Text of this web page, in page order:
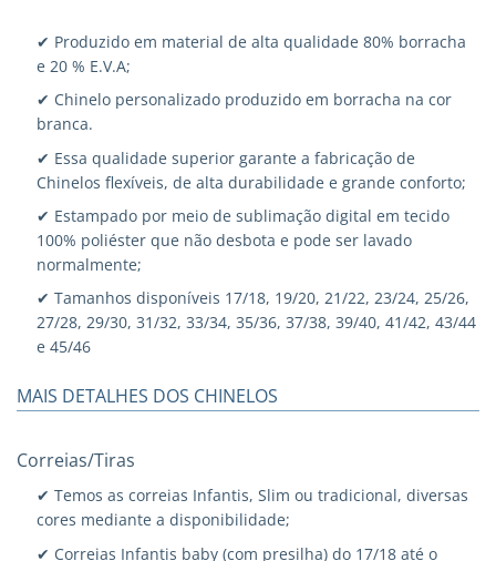
✔ Produzido em material de alta qualidade 80% borracha
e 20 % E.V.A;
✔ Chinelo personalizado produzido em borracha na cor
branca.
✔ Essa qualidade superior garante a fabricação de
Chinelos flexíveis, de alta durabilidade e grande conforto;
✔ Estampado por meio de sublimação digital em tecido
100% poliéster que não desbota e pode ser lavado
normalmente;
✔ Tamanhos disponíveis 17/18, 19/20, 21/22, 23/24, 25/26,
27/28, 29/30, 31/32, 33/34, 35/36, 37/38, 39/40, 41/42, 43/44
e 45/46
MAIS DETALHES DOS CHINELOS
Correias/Tiras
✔ Temos as correias Infantis, Slim ou tradicional, diversas
cores mediante a disponibilidade;
✔ Correias Infantis baby (com presilha) do 17/18 até o